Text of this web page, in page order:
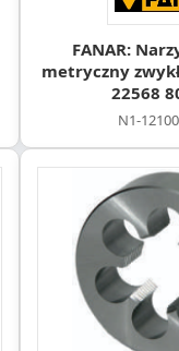
FANAR:
metryczny
22568
N1-